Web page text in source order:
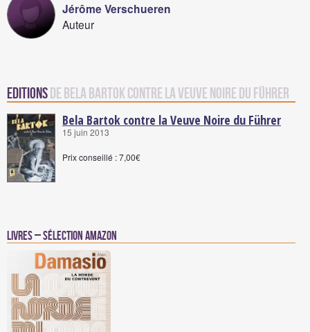
Jérôme Verschueren
Auteur
Editionsde Bela Bartok contre la Veuve Noire du Führer
Bela Bartok contre la Veuve Noire du Führer
15 juin 2013
Prix conseillé : 7,00€
Livres – Sélection Amazon